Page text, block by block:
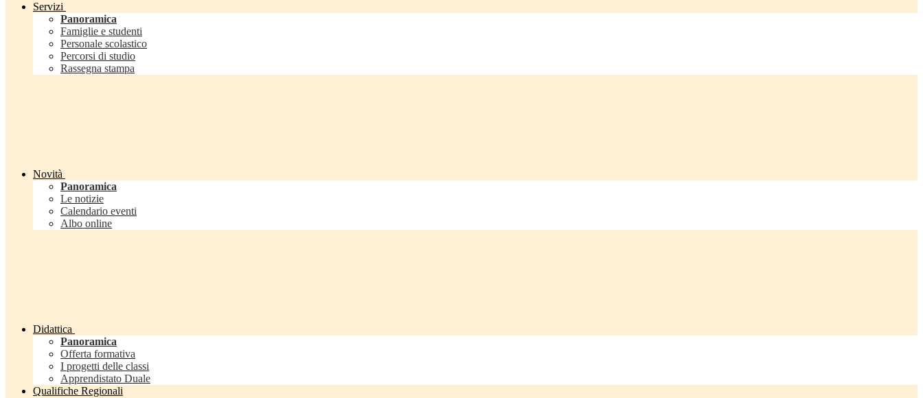
Servizi
Panoramica
Famiglie e studenti
Personale scolastico
Percorsi di studio
Rassegna stampa
Novità
Panoramica
Le notizie
Calendario eventi
Albo online
Didattica
Panoramica
Offerta formativa
I progetti delle classi
Apprendistato Duale
Qualifiche Regionali